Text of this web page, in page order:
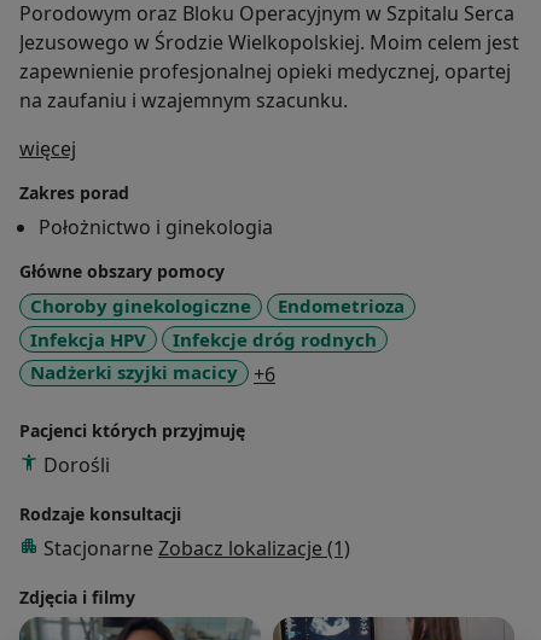
Porodowym oraz Bloku Operacyjnym w Szpitalu Serca
Jezusowego w Środzie Wielkopolskiej. Moim celem jest
zapewnienie profesjonalnej opieki medycznej, opartej
na zaufaniu i wzajemnym szacunku.
więcej
Zakres porad
Położnictwo i ginekologia
Główne obszary pomocy
Choroby ginekologiczne
Endometrioza
Infekcja HPV
Infekcje dróg rodnych
Nadżerki szyjki macicy
+6a11y_sr_more_diseases
Pacjenci których przyjmuję
Dorośli
Rodzaje konsultacji
Stacjonarne Zobacz lokalizacje (1)
Zdjęcia i filmy